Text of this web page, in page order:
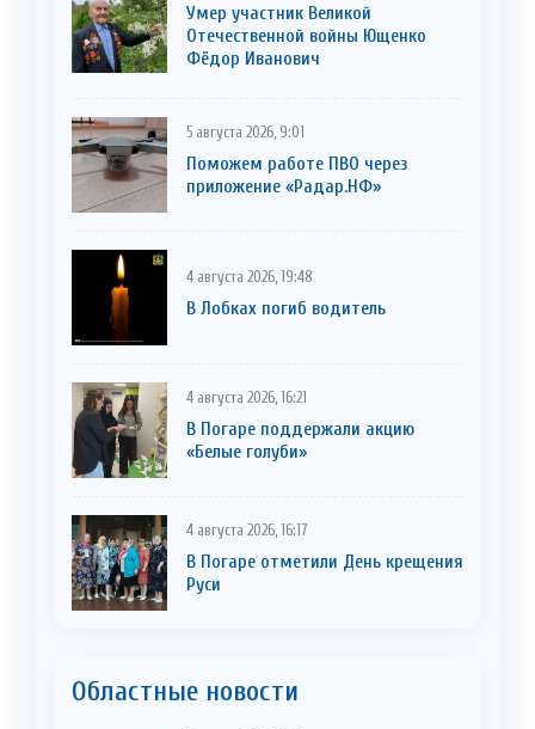
Умер участник Великой
Отечественной войны Ющенко
Фёдор Иванович
5 августа 2026, 9:01
Поможем работе ПВО через
приложение «Радар.НФ»
4 августа 2026, 19:48
В Лобках погиб водитель
4 августа 2026, 16:21
В Погаре поддержали акцию
«Белые голуби»
4 августа 2026, 16:17
В Погаре отметили День крещения
Руси
Областные новости